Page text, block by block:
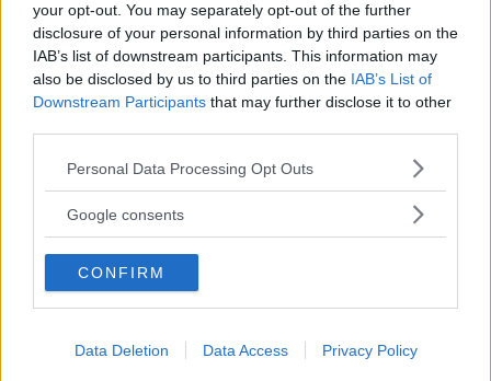
your opt-out. You may separately opt-out of the further
disclosure of your personal information by third parties on the
IAB’s list of downstream participants. This information may
also be disclosed by us to third parties on the IAB’s List of
Downstream Participants that may further disclose it to other
Please note that this website/app uses one or more Google
not limited to your visit or usage behaviour. You may click to
use your data for below specified purposes in below Google
consent section.
Personal Data Processing Opt Outs
Google consents
CONFIRM
Data Deletion Data Access Privacy Policy
Så hög blev milkostnaden
Text
Klas Skarin
Simon Hamelius
Det här är en låst artikel.Logga inför
att fortsätta läsa.